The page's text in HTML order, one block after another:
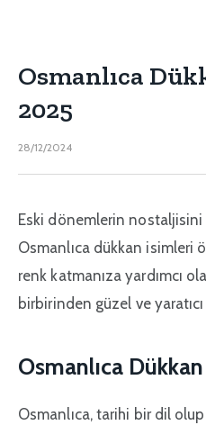
Osmanlıca
2025
28/12/2024
Eski dönemlerin nostaljisini
Osmanlıca dükkan isimleri
renk katmanıza yardımcı
birbirinden güzel ve
Osmanlıca
Osmanlıca, tarihi bir dil